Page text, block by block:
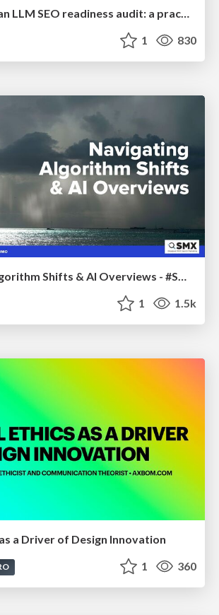
1 830
Navigating Algorithm Shifts & AI Overviews - #SMXNext
1 1.5k
a Driver of Design Innovation
1 360